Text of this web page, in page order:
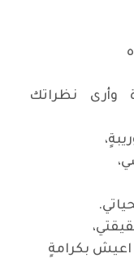
وأرى نظراتك
.
اعيش بكرامةٍ